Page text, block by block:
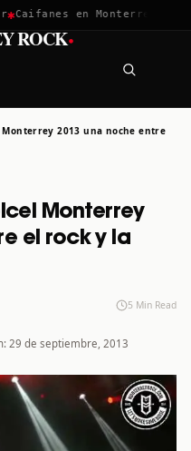
en Monterrey · 12
ROCK·
Monterrey 2013 una noche entre
Monterrey
el rock y la
5 Min Read
29 de septiembre, 2013